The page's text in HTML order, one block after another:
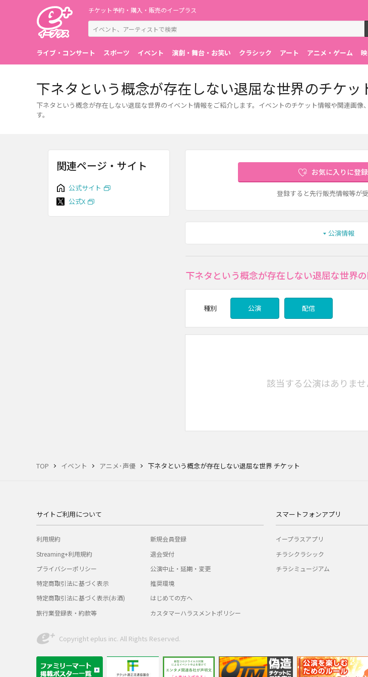
チケット予約・購入・販売のイープラス
ライブ・コンサート スポーツ イベント 演劇・舞台・お笑い クラシック アート アニメ・ゲーム
TOP イベント アニメ･声優 下ネタという概念が存在しない退屈な世界 チケット
下ネタという概念が存在しない退屈な世界のチケッ
下ネタという概念が存在しない退屈な世界のイベント情報をご紹介します。イベントのチケット情報や関連画
す。
お気に入りに登
登録すると先行販売情報等が
公演情報
下ネタという概念が存在しない退屈な世界
種別 公演 配信
該当する公演はありませ
関連ページ・サイト
公式サイト
公式X
サイトご利用について
利用規約
Streaming+利用規約
プライバシーポリシー
特定商取引法に基づく表示
特定商取引法に基づく表示(お酒)
旅行業登録表・約款等
新規会員登録
退会受付
公演中止・延期・変更
推奨環境
はじめての方へ
カスタマーハラスメントポリシー
スマートフォンアプリ
イープラスアプリ
チラシクラシック
チラシミュージアム
Copyright eplus inc. All Rights Reserved.